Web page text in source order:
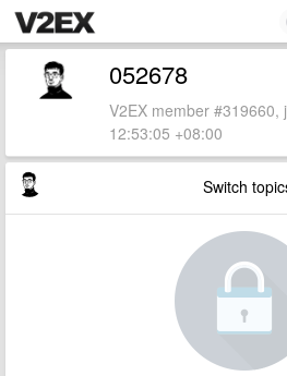
052678
V2EX member #319660,
12:53:05 +08:00
Switch